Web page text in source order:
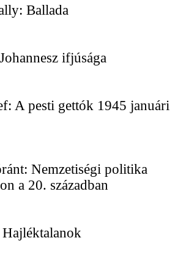
Ballada
ifjúsága
A pesti gettók 1945 januári
Nemzetiségi politika
a 20. században